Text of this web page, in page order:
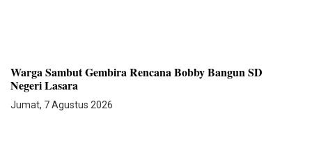
Warga Sambut Gembira Rencana Bobby Bangun SD
Negeri Lasara
Jumat, 7 Agustus 2026